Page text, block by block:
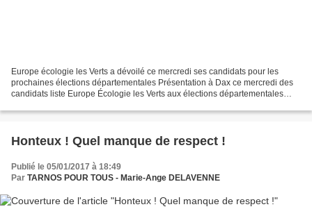
Europe écologie les Verts a dévoilé ce mercredi ses candidats pour les
prochaines élections départementales Présentation à Dax ce mercredi des
candidats liste Europe Écologie les Verts aux élections départementales
Honteux ! Quel manque de respect !
Publié le 05/01/2017 à 18:49
Par TARNOS POUR TOUS - Marie-Ange DELAVENNE